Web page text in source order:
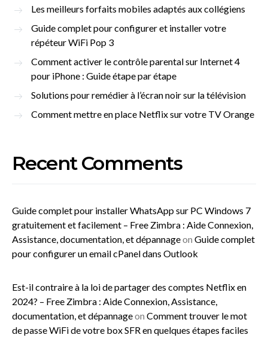
Les meilleurs forfaits mobiles adaptés aux collégiens
Guide complet pour configurer et installer votre
répéteur WiFi Pop 3
Comment activer le contrôle parental sur Internet 4
pour iPhone : Guide étape par étape
Solutions pour remédier à l’écran noir sur la télévision
Comment mettre en place Netflix sur votre TV Orange
Recent Comments
Guide complet pour installer WhatsApp sur PC Windows 7
gratuitement et facilement – Free Zimbra : Aide Connexion,
Assistance, documentation, et dépannageon Guide complet
pour configurer un email cPanel dans Outlook
Est-il contraire à la loi de partager des comptes Netflix en
2024? – Free Zimbra : Aide Connexion, Assistance,
documentation, et dépannageon Comment trouver le mot
de passe WiFi de votre box SFR en quelques étapes faciles